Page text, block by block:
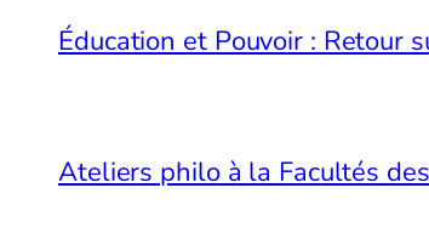
Éducation et Pouvoir : Retour
Ateliers philo à la Facultés